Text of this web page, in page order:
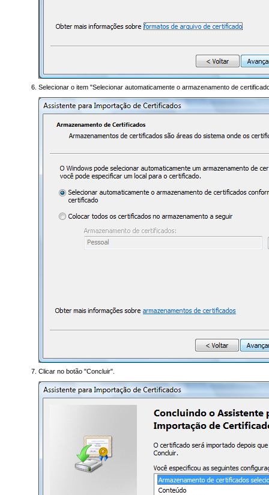
Selecionar o item "Selecionar automaticamente o armazenamento de
Clicar no botão "Concluir".